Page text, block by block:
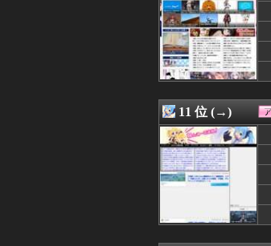
08/07 06:41
08/07 06:40
08/07 06:40
08/07 06:40
08/07 06:40
08/07 06:39
08/07 06:39
08/07 06:39
08/07 06:33
08/07 06:33
08/07 06:33
08/07 06:32
08/07 06:31
11 位 (→)